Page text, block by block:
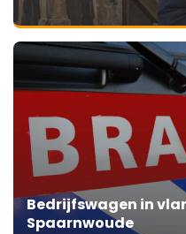
Bedrijfswagen in
Spaarnwoude